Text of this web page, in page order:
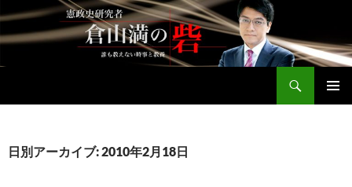
テ
ン
へ
ッ
日別アーカイブ: 2010年2月18日